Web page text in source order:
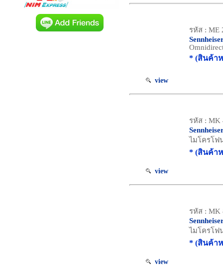
view
รหัส : ME
* (สินค้า
view
รหัส : MK
ไมโครโฟ
* (สินค้า
view
รหัส : MK
ไมโครโฟ
* (สินค้า